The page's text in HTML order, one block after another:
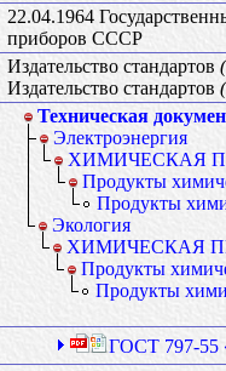
22.04.1964
приборов СССР
Издательство стандартов
Издательство стандартов
Техническая
Электроэнергия
ХИМИЧЕСКАЯ
Продукты
Продукты
Экология
ХИМИЧЕСКАЯ
Продукты
Продукты
ГОСТ 797-55